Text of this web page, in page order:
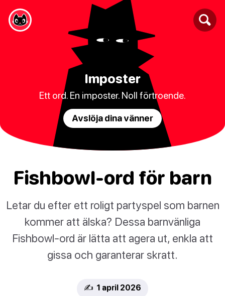
Imposter
Ett ord. En imposter. Noll förtroende.
Avslöja dina vänner
Fishbowl-ord för barn
Letar du efter ett roligt partyspel som barnen
kommer att älska? Dessa barnvänliga
Fishbowl-ord är lätta att agera ut, enkla att
gissa och garanterar skratt.
✍️ 1 april 2026